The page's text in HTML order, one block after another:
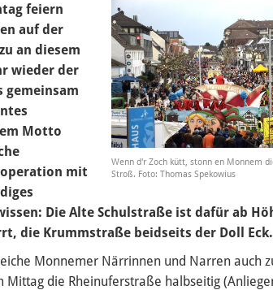
Wenn d'r Zoch kütt, stonn en Monnem
Stroß. Foto: Thomas Spekowius
feiern
auf der
an diesem
wieder der
gemeinsam
Motto
mit
Die Alte Schulstraße ist dafür ab
die Krummstraße beidseits der Doll Eck.
Monnemer Närrinnen und Narren auch
Mittag die Rheinuferstraße halbseitig